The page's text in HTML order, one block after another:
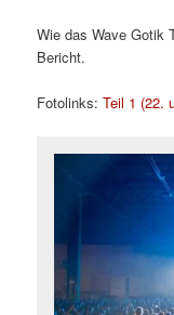
Wie das Wave Gotik
Bericht.
Fotolinks:Teil 1 (22.